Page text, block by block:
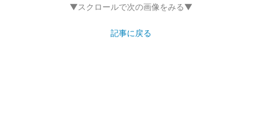
▼スクロールで次の画像をみる▼
記事に戻る